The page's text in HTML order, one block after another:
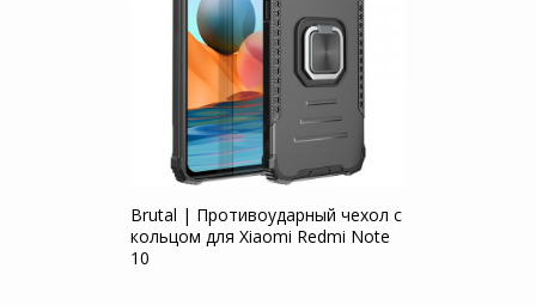
Brutal | Противоударный чехол с
кольцом для Xiaomi Redmi Note
10